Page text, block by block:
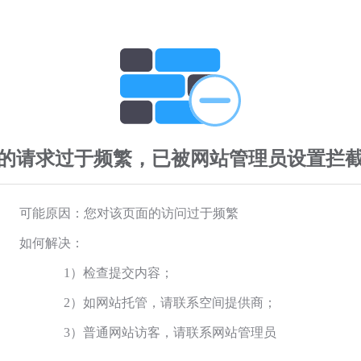
请求过于频繁，已被网站管理员设置拦
可能原因：您对该页面的访问过于频繁
如何解决：
1）检查提交内容；
2）如网站托管，请联系空间提供商；
3）普通网站访客，请联系网站管理员